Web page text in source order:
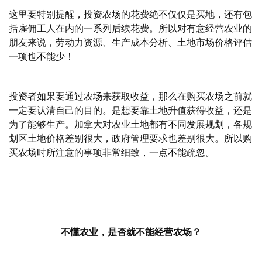
这里要特别提醒，投资农场的花费绝不仅仅是买地，还有包
括雇佣工人在内的一系列后续花费。所以对有意经营农业的
朋友来说，劳动力资源、生产成本分析、土地市场价格评估
一项也不能少！
投资者如果要通过农场来获取收益，那么在购买农场之前就
一定要认清自己的目的。是想要靠土地升值获得收益，还是
为了能够生产。加拿大对农业土地都有不同发展规划，各规
划区土地价格差别很大，政府管理要求也差别很大。所以购
买农场时所注意的事项非常细致，一点不能疏忽。
不懂农业，是否就不能经营农场？